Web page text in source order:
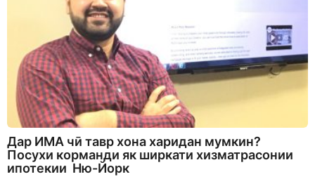
Дар ИМА чӣ тавр хона харидан мумкин?
Посухи корманди як ширкати хизматрасонии
ипотекии Ню-Йорк